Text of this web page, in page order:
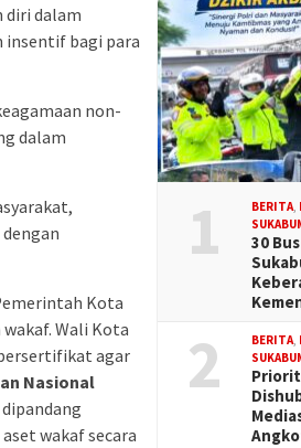
diri dalam
insentif bagi para
non-
dalam
Kota
Wali Kota
agar
Nasional
wakaf secara
1 BERITA,
30
2 BERITA,